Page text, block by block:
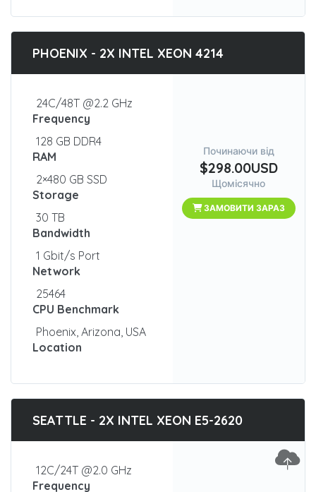
PHOENIX - 2X INTEL XEON 4214
24C/48T @2.2 GHz
Frequency
128 GB DDR4
RAM
2×480 GB SSD
Storage
30 TB
Bandwidth
1 Gbit/s Port
Network
25464
CPU Benchmark
Phoenix, Arizona, USA
Location
Починаючи від
$298.00USD
Щомісячно
ЗАМОВИТИ ЗАРАЗ
SEATTLE - 2X INTEL XEON E5-2620
12C/24T @2.0 GHz
Frequency